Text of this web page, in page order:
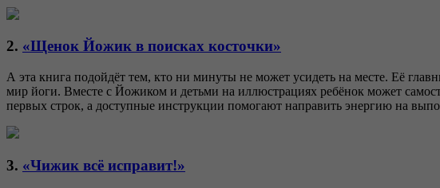
2. «Щенок Йожик в поисках косточки»
А эта книга подойдёт тем, кто ни минуты не может усидеть на месте. Её
мир йоги. Вместе с Йожиком и детьми на иллюстрациях ребёнок может
первых строк, а доступные инструкции помогают направить энергию на
3. «Чижик всё исправит!»